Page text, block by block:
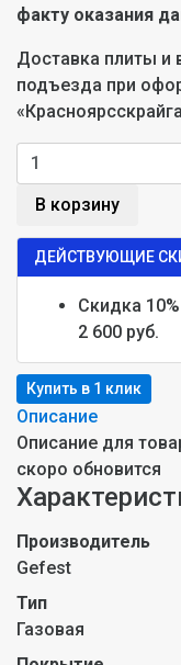
факту оказания
Доставка плиты и
подъезда при
В корзину
ДЕЙСТВУЮЩИЕ
Скидка
2 600 руб.
Описание
Описание для
скоро обновится
Производитель
Gefest
Тип
Газовая